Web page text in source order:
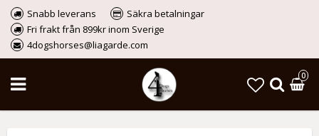
Snabb leverans
Säkra betalningar
Fri frakt från 899kr inom Sverige
4dogshorses@liagarde.com
0